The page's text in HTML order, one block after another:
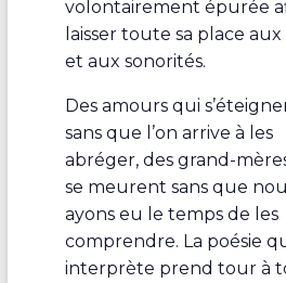
volontairement épurée
laisser toute sa place
et aux sonorités.
Des amours qui
sans que l’on arrive à les
abréger, des grand-
se meurent sans que
ayons eu le temps de les
comprendre. La poésie
interprète prend tour à